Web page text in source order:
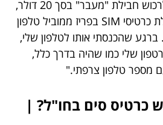
רוני ממשיך: "במקום לרכוש חבילת "מעבר" בסך 20 דולר,
קניתי במקום זאת חבילת כרטיסי SIM בפריז ממוביל טלפון
10 אירו. ברגע שהכנסתי אותו לטלפון שלי,
שלי כמו שהיה בדרך כלל,
מספר טלפון צרפתי."
כרטיס סים בחו"ל? |